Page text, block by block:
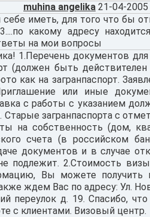
muhina angelika 21-04-2005
иметь, для того что бы
какому адресу
на мои вопросы
1.Перечень документов
(должен быть
как на загранпаспорт.
или иные
с работы с указанием
Старые загранпаспорта с
на собственность (дом,
счета (в российском
документов и в случае
подлежит. 2.Стоимость
Вы можете получить
ждем Вас по адресу: Ул.
переулок д. 19. Спасибо,
с клиентами. Визовый центр.